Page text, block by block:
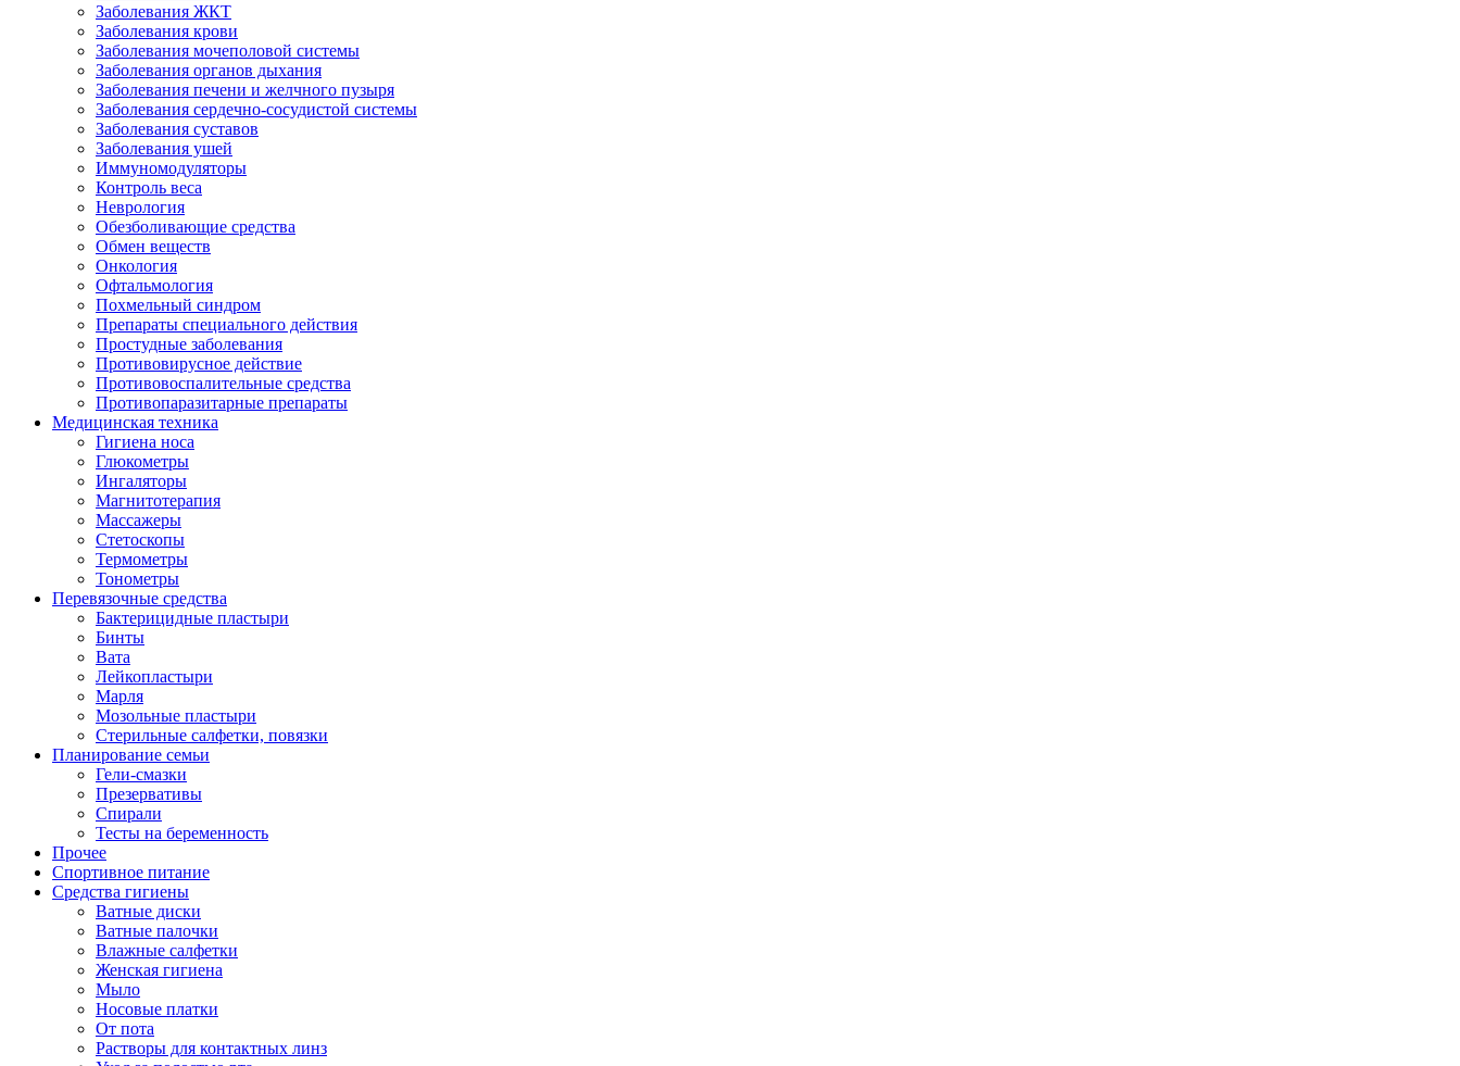
Заболевания ЖКТ
Заболевания крови
Заболевания мочеполовой системы
Заболевания органов дыхания
Заболевания печени и желчного пузыря
Заболевания сердечно-сосудистой системы
Заболевания суставов
Заболевания ушей
Иммуномодуляторы
Контроль веса
Неврология
Обезболивающие средства
Обмен веществ
Онкология
Офтальмология
Похмельный синдром
Препараты специального действия
Простудные заболевания
Противовирусное действие
Противовоспалительные средства
Противопаразитарные препараты
Медицинская техника
Гигиена носа
Глюкометры
Ингаляторы
Магнитотерапия
Массажеры
Стетоскопы
Термометры
Тонометры
Перевязочные средства
Бактерицидные пластыри
Бинты
Вата
Лейкопластыри
Марля
Мозольные пластыри
Стерильные салфетки, повязки
Планирование семьи
Гели-смазки
Презервативы
Спирали
Тесты на беременность
Прочее
Спортивное питание
Средства гигиены
Ватные диски
Ватные палочки
Влажные салфетки
Женская гигиена
Мыло
Носовые платки
От пота
Растворы для контактных линз